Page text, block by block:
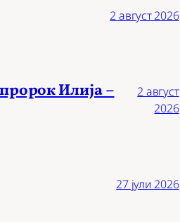
2 август 2026
Илија –
2 август
2026
27 јули 2026